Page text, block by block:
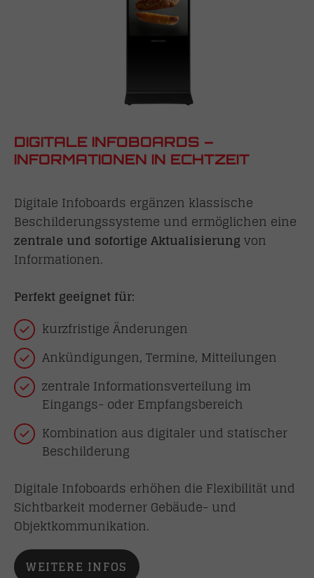
DIGITALE INFOBOARDS –
INFORMATIONEN IN ECHTZEIT
Digitale Infoboards ergänzen klassische
Beschilderungssysteme und ermöglichen eine
zentrale und sofortige Aktualisierungvon
Informationen.
Perfekt geeignet für:
kurzfristige Änderungen
Ankündigungen, Termine, Mitteilungen
zentrale Informationsverteilung im
Eingangs- oder Empfangsbereich
Kombination aus digitaler und statischer
Beschilderung
Digitale Infoboards erhöhen die Flexibilität und
Sichtbarkeit moderner Gebäude- und
Objektkommunikation.
WEITERE INFOS